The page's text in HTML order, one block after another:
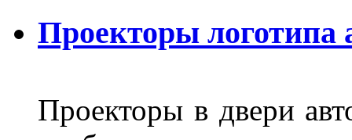
Проекторы логотипа
Проекторы в двери